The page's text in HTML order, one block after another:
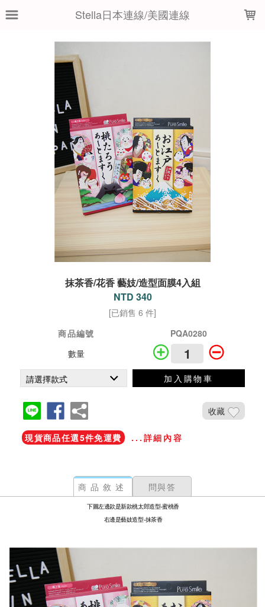
Stella日本連線/美國連線
抹茶香/花香 藝妓/造型面膜4入組
NTD 340
[已銷售 6 件]
商品編號
PQA0280
數量
加入購物車
收藏
現貨商品任選5件免運費 ...詳細內容
商品敘述 問與答